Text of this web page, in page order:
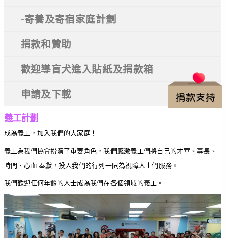
-寄養及寄宿家庭計劃
捐款和贊助
歡迎導盲犬進入貼紙及捐款箱
申請及下載
義工計劃
成為義工，加入我們的大家庭！
義工為我們協會扮演了重要角色，我們感激義工們將自己的才華、專長、
時間、心血 奉獻，投入我們的行列一同為視障人士們服務。
我們歡迎任何年齡的人士成為我們在各個領域的義工。